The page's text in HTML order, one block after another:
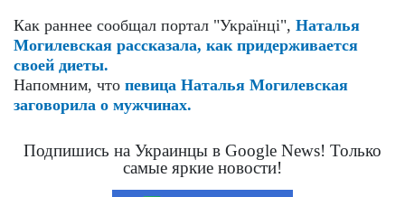
Как раннее сообщал портал "Українці", Наталья
Могилевская рассказала, как придерживается
своей диеты.
Напомним, что певица Наталья Могилевская
заговорила о мужчинах.
Подпишись на Украинцы в Google News! Только
самые яркие новости!